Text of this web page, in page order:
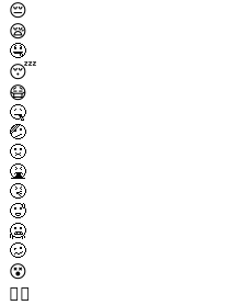
😔
😪
🤤
😴
😷
🤒
🤕
🤢
🤮
🤧
🥵
🥶
🥴
😵
😵‍💫